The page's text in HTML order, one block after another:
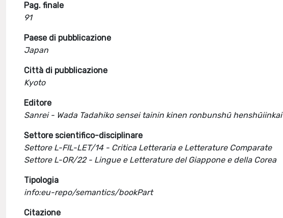
Pag. finale
91
Paese di pubblicazione
Japan
Città di pubblicazione
Kyoto
Editore
Sanrei - Wada Tadahiko sensei tainin kinen ronbunshū henshūiinkai
Settore scientifico-disciplinare
Settore L-FIL-LET/14 - Critica Letteraria e Letterature Comparate
Settore L-OR/22 - Lingue e Letterature del Giappone e della Corea
Tipologia
info:eu-repo/semantics/bookPart
Citazione